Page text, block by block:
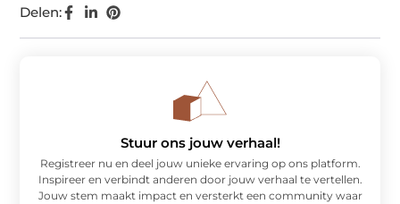
Delen:
Stuur ons jouw verhaal!
Registreer nu en deel jouw unieke ervaring op ons platform.
Inspireer en verbindt anderen door jouw verhaal te vertellen.
Jouw stem maakt impact en versterkt een community waar